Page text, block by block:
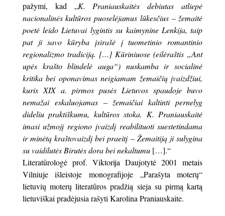
pažymi, kad „K. Praniauskaitės debiutas atliepė
nacionalinės kultūros puoselėjamus lūkesčius – žemaitė
poetė leido Lietuvai lygintis su kaimynine Lenkija, taip
pat ji savo kūryba įsirašė į tuometinio romantinio
regionalizmo tradiciją. […] Kūriniuose (eilėraštis „Ant
upės krašto blindelė auga“) nuskamba ir socialinė
kritika bei oponavimas neigiamam žemaičių įvaizdžiui,
kuris XIX a. pirmos pusės Lietuvos spaudoje buvo
nemažai eskaluojamas – žemaičiai kaltinti pernelyg
dideliu praktiškumu, kultūros stoka. K. Praniauskaitė
imasi užmojį regiono įvaizdį reabilituoti suestetindama
ir minėtą kraštovaizdį bei praeitį – Žemaitiją ji sulygina
su vaidilutės Birutės dora bei nekaltumu[…].“
Literatūrologė prof. Viktorija Daujotytė 2001 metais
Vilniuje išleistoje monografijoje „Parašyta moterų“
lietuvių moterų literatūros pradžią sieja su pirmą kartą
lietuviškai pradėjusia rašyti Karolina Praniauskaite.